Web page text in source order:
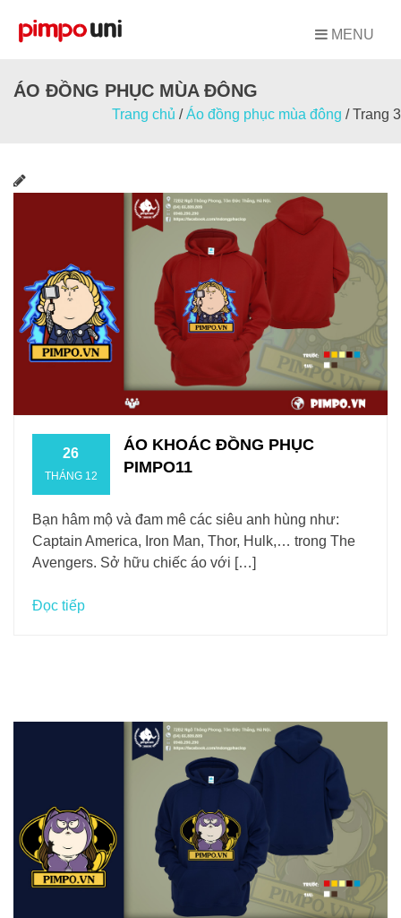
MENU
ÁO ĐỒNG PHỤC MÙA ĐÔNG
Trang chủ /Áo đồng phục mùa đông /Trang 3
26
THÁNG 12
ÁO KHOÁC ĐỒNG PHỤC
PIMPO11
Bạn hâm mộ và đam mê các siêu anh hùng như:
Captain America, Iron Man, Thor, Hulk,… trong The
Avengers. Sở hữu chiếc áo với […]
Đọc tiếp